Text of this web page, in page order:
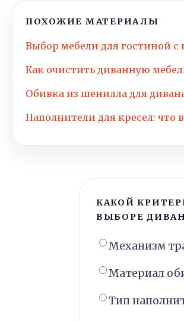
ПОХОЖИЕ МАТЕРИАЛЫ
Выбор мебели для гостиной
Как очистить диванную
Обивка из шенилла для
Наполнители для кресел: что
КАКОЙ
ВЫБОРЕ
Механизм
Материал
Тип